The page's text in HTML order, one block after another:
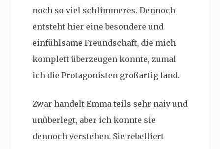
noch so viel schlimmeres. Dennoch
entsteht hier eine besondere und
einfühlsame Freundschaft, die mich
komplett überzeugen konnte, zumal
ich die Protagonisten großartig fand.
Zwar handelt Emma teils sehr naiv und
unüberlegt, aber ich konnte sie
dennoch verstehen. Sie rebelliert